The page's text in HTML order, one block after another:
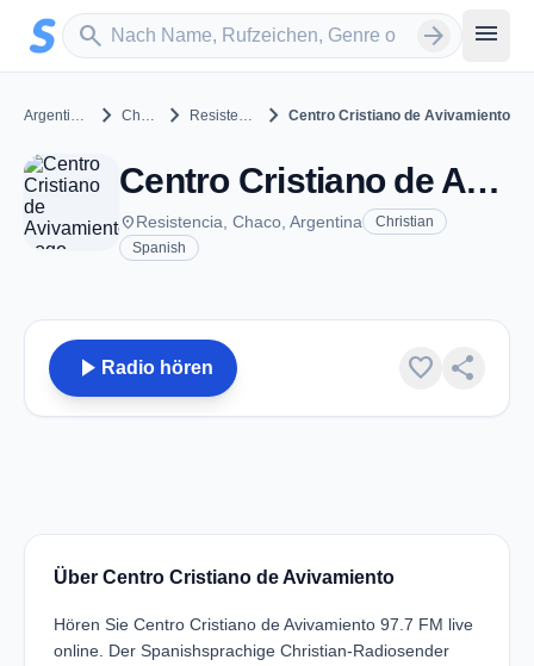
Zum Hauptinhalt springen
search
Sender suchen arrow_forward menu
Argentinien chevron_right Chaco chevron_right Resistencia chevron_right Centro Cristiano de Avivamiento
Centro Cristiano de Avivamiento - FM 97.7 - Resistencia
placeResistencia, Chaco, Argentina
Christian
Spanish
play_arrow Radio hören favorite share
Über Centro Cristiano de Avivamiento
Hören Sie Centro Cristiano de Avivamiento 97.7 FM live
online. Der Spanishsprachige Christian-Radiosender